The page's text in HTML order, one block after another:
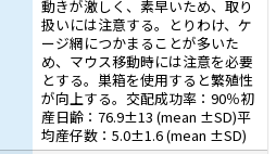
動きが激しく、素早いため、取り
扱いには注意する。とりわけ、ケ
ージ網につかまることが多いた
め、マウス移動時には注意を必要
とする。巣箱を使用すると繁殖性
が向上する。交配成功率：90％初
産日齢：76.9±13 (mean ±SD)平
均産仔数：5.0±1.6 (mean ±SD)